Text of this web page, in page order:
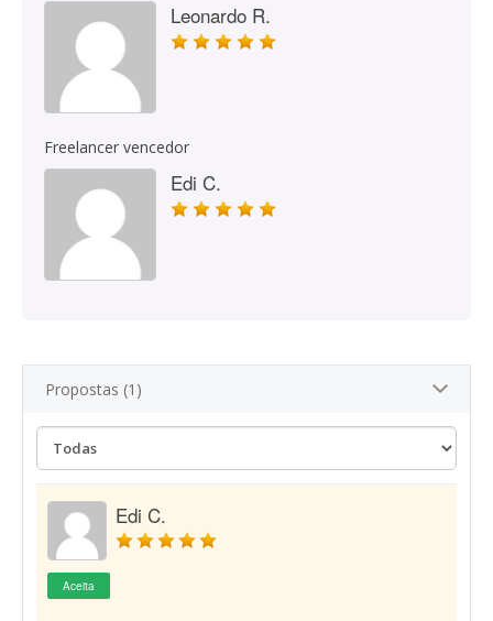
Leonardo R.
Freelancer vencedor
Edi C.
Propostas (1)
Edi C.
Aceita